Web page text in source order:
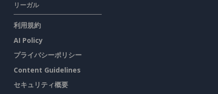
リーガル
利用規約
AI Policy
プライバシーポリシー
Content Guidelines
セキュリティ概要